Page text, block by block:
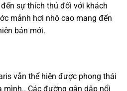
sự thích thú đối với khách
mảnh hơi nhô cao mang đến
bản mới.
vẫn thể hiện được phong thái
Các đường gân dập nổi